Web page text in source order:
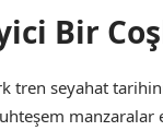
Bir
tren seyahat